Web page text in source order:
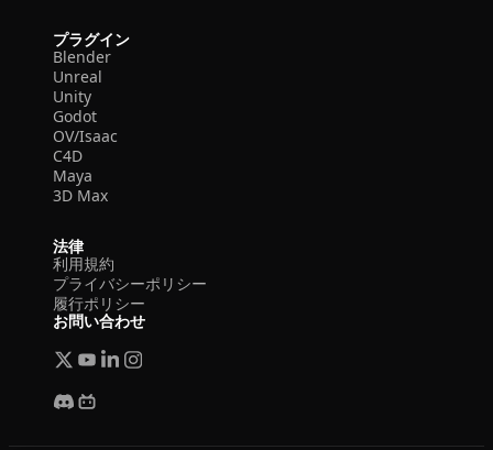
プラグイン
Blender
Unreal
Unity
Godot
OV/Isaac
C4D
Maya
3D Max
法律
利用規約
プライバシーポリシー
履行ポリシー
お問い合わせ